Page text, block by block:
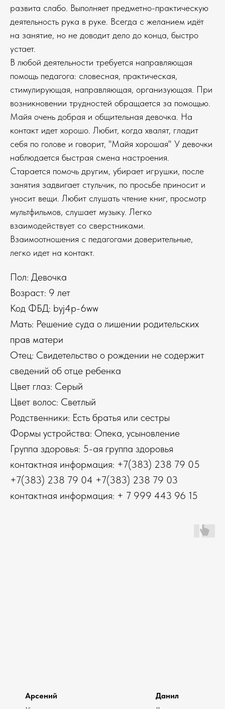
развита слабо. Выполняет предметно-практическую
деятельность рука в руке. Всегда с желанием идёт
на занятие, но не доводит дело до конца, быстро
устает.
В любой деятельности требуется направляющая
помощь педагога: словесная, практическая,
стимулирующая, направляющая, организующая. При
возникновении трудностей обращается за помощью.
Майя очень добрая и общительная девочка. На
контакт идет хорошо. Любит, когда хвалят, гладит
себя по голове и говорит, "Майя хорошая" У девочки
наблюдается быстрая смена настроения.
Старается помочь другим, убирает игрушки, после
занятия задвигает стульчик, по просьбе приносит и
уносит вещи. Любит слушать чтение книг, просмотр
мультфильмов, слушает музыку. Легко
взаимодействует со сверстниками.
Взаимоотношения с педагогами доверительные,
легко идет на контакт.
Пол: Девочка
Возраст: 9 лет
Код ФБД: byj4p-6ww
Мать: Решение суда о лишении родительских
прав матери
Отец: Свидетельство о рождении не содержит
сведений об отце ребенка
Цвет глаз: Серый
Цвет волос: Светлый
Родственники: Есть братья или сестры
Формы устройства: Опека, усыновление
Группа здоровья: 5-ая группа здоровья
контактная информация: +7(383) 238 79 05
+7(383) 238 79 04 +7(383) 238 79 03
контактная информация: + 7 999 443 96 15
Арсений Данил